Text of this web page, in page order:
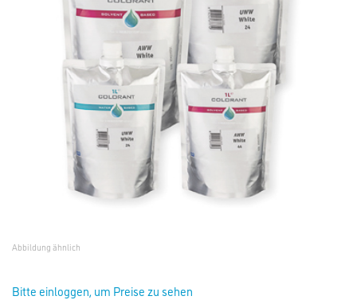
Abbildung ähnlich
Bitte einloggen, um Preise zu sehen